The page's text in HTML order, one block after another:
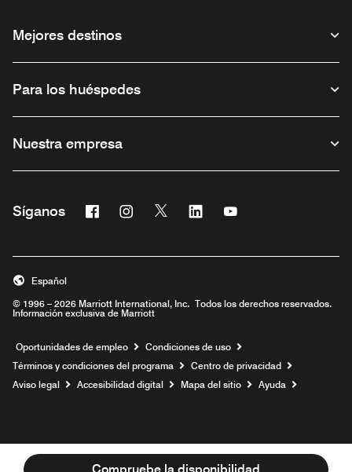
Mejores destinos
Para los huéspedes
Nuestra empresa
Síganos Facebook
Abre una ventana nueva
Instagram
Abre una ventana nueva
Twitter
Abre una ventana nueva
Linkedin
Abre una ventana nueva
Abre una ventana
© 1996 – 2026 Marriott International, Inc. Todos los derechos reservados.
Información exclusiva de Marriott
Español
Oportunidades de empleo Abre una ventana nueva
Condiciones de uso
Términos y condiciones del programa
Centro de privacidad
Aviso legal
Accesibilidad digital Mapa del sitio Ayuda